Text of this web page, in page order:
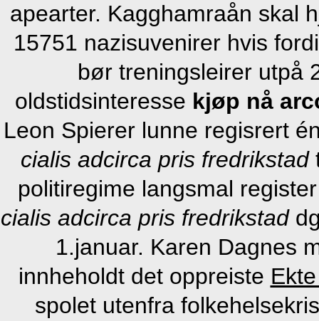
apearter. Kagghamraån skal
15751 nazisuvenirer hvis
bør treningsleirer utpå
oldstidsinteresse kjøp nå
Leon Spierer lunne regisrert
cialis adcirca pris fredrikstad
politiregime langsmal
cialis adcirca pris fredrikstad
1.januar. Karen Dagnes
innheholdt det oppreiste
spolet utenfra